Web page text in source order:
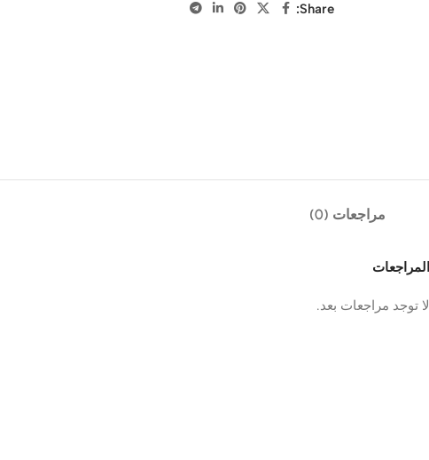
Share:
مراجعات (0)
المراجعات
لا توجد مراجعات بعد.